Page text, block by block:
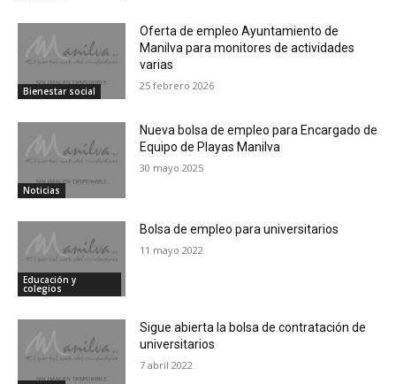
Bienestar social
Oferta de empleo Ayuntamiento de
Manilva para monitores de actividades
varias
25 febrero 2026
Noticias
Nueva bolsa de empleo para Encargado de
Equipo de Playas Manilva
30 mayo 2025
Educación y
colegios
Bolsa de empleo para universitarios
11 mayo 2022
Sigue abierta la bolsa de contratación de
universitarios
7 abril 2022